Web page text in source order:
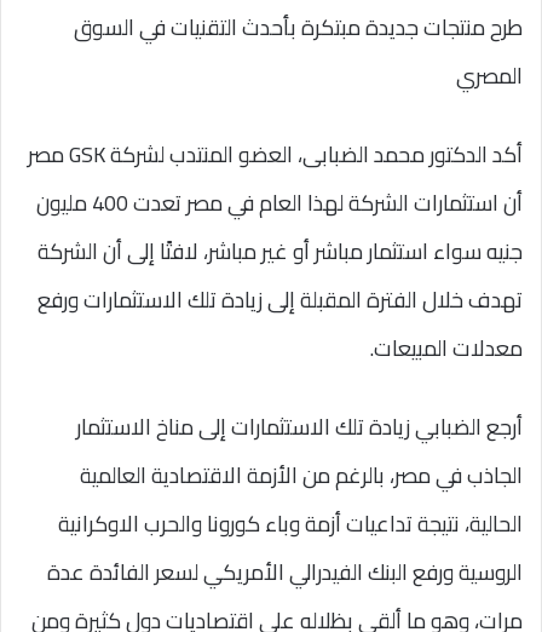
طرح منتجات جديدة مبتكرة بأحدث التقنيات في السوق
المصري
أكد الدكتور محمد الضبابى، العضو المنتدب لشركة GSK مصر
أن استثمارات الشركة لهذا العام في مصر تعدت 400 مليون
جنيه سواء استثمار مباشر أو غير مباشر، لافتًا إلى أن الشركة
تهدف خلال الفترة المقبلة إلى زيادة تلك الاستثمارات ورفع
معدلات المبيعات.
أرجع الضبابي زيادة تلك الاستثمارات إلى مناخ الاستثمار
الجاذب في مصر، بالرغم من الأزمة الاقتصادية العالمية
الحالية، نتيجة تداعيات أزمة وباء كورونا والحرب الاوكرانية
الروسية ورفع البنك الفيدرالي الأمريكي لسعر الفائدة عدة
مرات، وهو ما ألقى بظلاله على اقتصاديات دول كثيرة ومن